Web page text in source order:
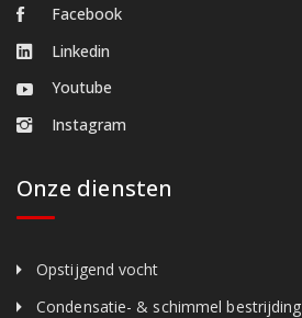
Facebook
Linkedin
Youtube
Instagram
Onze diensten
Opstijgend vocht
Condensatie- & schimmel bestrijding